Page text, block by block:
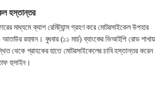
হস্তান্তর
মাধ্যমে ক্যাশ রেমিট্যান্স গ্রহণ করে মোটরসাইকেল উপহার
আতাউর রহমান। বুধবার (১১ মার্চ) ব্যাংকের ভিআইপি রোড শাখায়
থেকে গ্রাহকের হাতে মোটরসাইকেলের চাবি হস্তান্তর করেন
হুসাইন।